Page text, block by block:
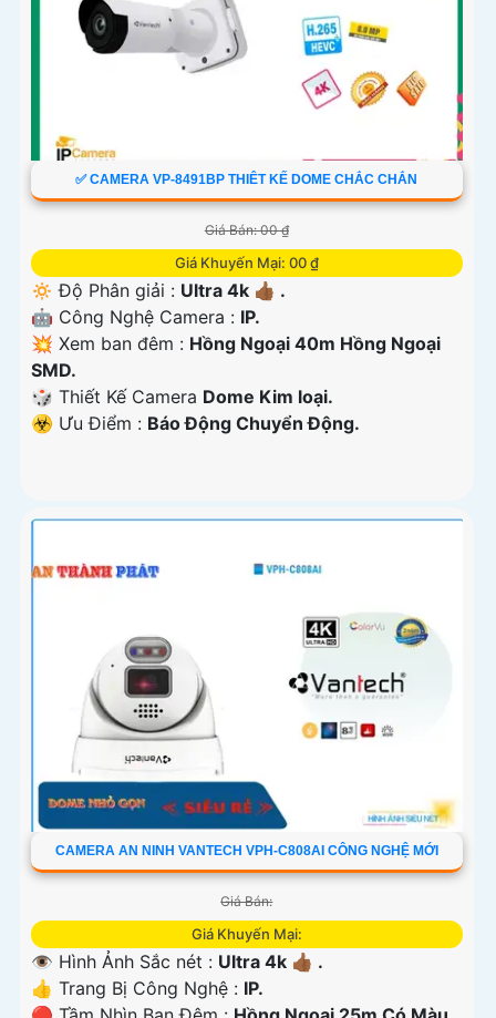
✅ CAMERA VP-8491BP THIÊT KẾ DOME CHẮC CHẮN
Giá Bán: 00 ₫
Giá Khuyến Mại: 00 ₫
🔅 Độ Phân giải : Ultra 4k 👍🏾 .
🤖️ Công Nghệ Camera : IP.
💥 Xem ban đêm : Hồng Ngoại 40m Hồng Ngoại
SMD.
🎲 Thiết Kế Camera Dome Kim loại.
️☣️ Ưu Điểm : Báo Động Chuyển Động.
CAMERA AN NINH VANTECH VPH-C808AI CÔNG NGHỆ MỚI
Giá Bán:
Giá Khuyến Mại:
👁 Hình Ảnh Sắc nét : Ultra 4k 👍🏾 .
👍 Trang Bị Công Nghệ : IP.